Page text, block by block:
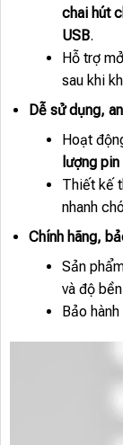
chai hút
USB.
Hỗ trợ
sau khi
Dễ sử dụng,
Hoạt
lượng pin
Thiết kế
nhanh
Chính hãng,
Sản
và độ
Bảo